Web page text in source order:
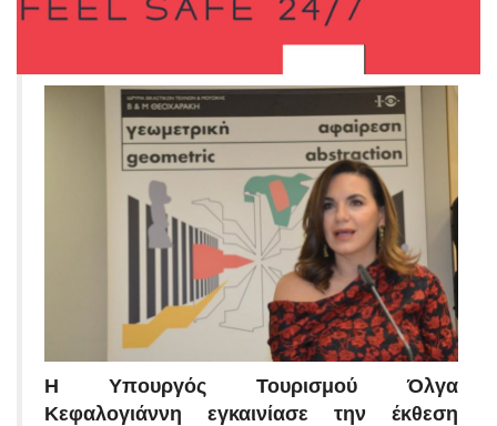
Η Υπουργός Τουρισμού Όλγα
Κεφαλογιάννη εγκαινίασε την έκθεση